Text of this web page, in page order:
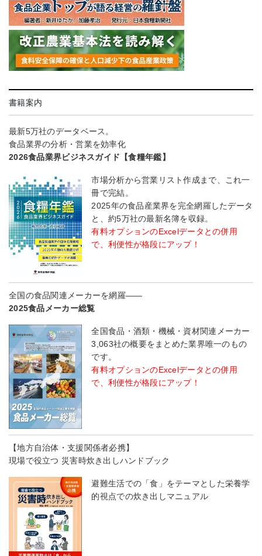
書籍案内
最新5万社のデータベース。
食品業界の分析・営業を効率化
2026食品業界ビジネスガイド【食糧年鑑】
市場分析から営業リスト作成まで、これ一
冊で完結。
2025年の食品産業界を完全網羅したデータ
と、約5万社の最新名簿を収録。
有料オプションのExcelデータとの併用
で、利便性が格段にアップ！
全国の食品関連メーカーを網羅――
2025食品メーカー総覧
全国食品・酒類・機械・資材関連メーカー
3,063社の概要をまとめた業界唯一のもの
です。
有料オプションのExcelデータとの併用
で、利便性が格段にアップ！
【地方自治体・支援関係者必携】
現場で役立つ 災害時炊き出しハンドブック
避難生活での「食」をテーマとした栄養学
的視点での炊き出しマニュアル